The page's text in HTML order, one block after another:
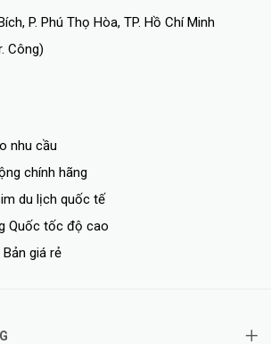
P. Phú Thọ Hòa, TP. Hồ Chí Minh
Công)
nhu cầu
chính hãng
du lịch quốc tế
Quốc tốc độ cao
giá rẻ